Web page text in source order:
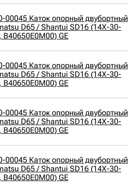
00045 Каток опорный двубортный
D65 / Shantui SD16 (14X-30-
B40650E0M00) GE
00045 Каток опорный двубортный
D65 / Shantui SD16 (14X-30-
B40650E0M00) GE
00045 Каток опорный двубортный
D65 / Shantui SD16 (14X-30-
B40650E0M00) GE
00045 Каток опорный двубортный
D65 / Shantui SD16 (14X-30-
B40650E0M00) GE